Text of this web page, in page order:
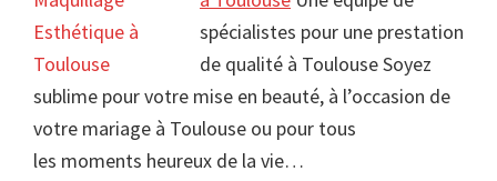
spécialistes pour une prestation
de qualité à Toulouse Soyez
sublime pour votre mise en beauté, à l’occasion de
votre mariage à Toulouse ou pour tous
les moments heureux de la vie…